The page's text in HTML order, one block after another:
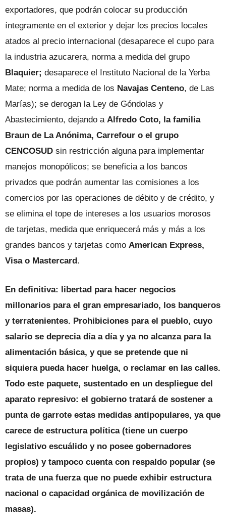
exportadores, que podrán colocar su producción
íntegramente en el exterior y dejar los precios locales
atados al precio internacional (desaparece el cupo para
la industria azucarera, norma a medida del grupo
Blaquier; desaparece el Instituto Nacional de la Yerba
Mate; norma a medida de los Navajas Centeno, de Las
Marías); se derogan la Ley de Góndolas y
Abastecimiento, dejando a Alfredo Coto, la familia
Braun de La Anónima, Carrefour o el grupo
CENCOSUD sin restricción alguna para implementar
manejos monopólicos; se beneficia a los bancos
privados que podrán aumentar las comisiones a los
comercios por las operaciones de débito y de crédito, y
se elimina el tope de intereses a los usuarios morosos
de tarjetas, medida que enriquecerá más y más a los
grandes bancos y tarjetas como American Express,
Visa o Mastercard.
En definitiva: libertad para hacer negocios
millonarios para el gran empresariado, los banqueros
y terratenientes. Prohibiciones para el pueblo, cuyo
salario se deprecia día a día y ya no alcanza para la
alimentación básica, y que se pretende que ni
siquiera pueda hacer huelga, o reclamar en las calles.
Todo este paquete, sustentado en un despliegue del
aparato represivo: el gobierno tratará de sostener a
punta de garrote estas medidas antipopulares, ya que
carece de estructura política (tiene un cuerpo
legislativo escuálido y no posee gobernadores
propios) y tampoco cuenta con respaldo popular (se
trata de una fuerza que no puede exhibir estructura
nacional o capacidad orgánica de movilización de
masas).